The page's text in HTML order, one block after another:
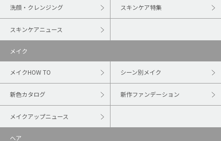
洗顔・クレンジング スキンケア特集
スキンケアニュース
メイク
メイクHOW TO シーン別メイク
新色カタログ 新作ファンデーション
メイクアップニュース
ヘア